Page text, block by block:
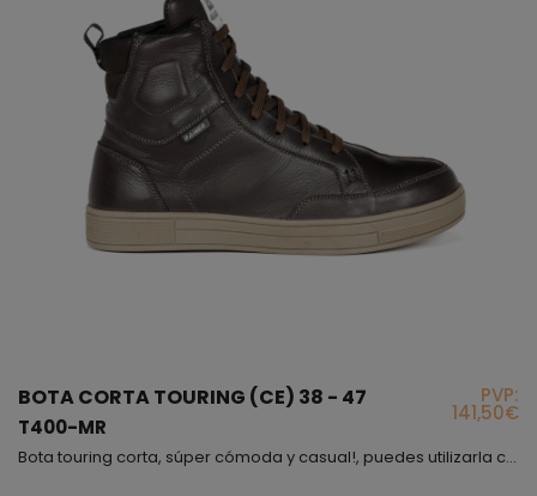
BOTA CORTA TOURING (CE) 38 - 47
T400-MR
PVP:
141,50€
Bota touring corta, súper cómoda y casual!, puedes utilizarla con cualquier tipo de ropa, la hemos combinado con una suela de diferente color para darle un toque más juvenil, la piel que hemos utilizado es de primera calidad y muy flexible, además, el forro interior es textil de alta resistencia; el cierre es mediante cremallera y velcro lateral, también observaras que va equipada con cordoneras a las que puedes dar uso o no, lo dejamos a tu elección y por supuesto y p...